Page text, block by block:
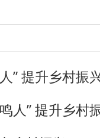
” 提升乡村振
人” 提升乡村